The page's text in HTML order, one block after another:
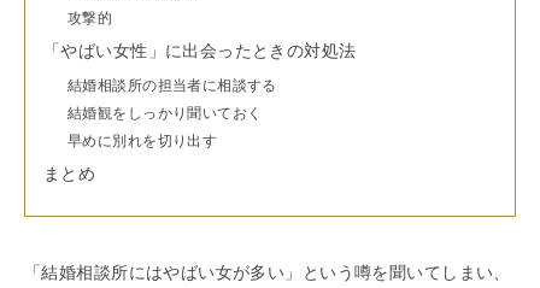
攻撃的
「やばい女性」に出会ったときの対処法
結婚相談所の担当者に相談する
結婚観をしっかり聞いておく
早めに別れを切り出す
まとめ
「結婚相談所にはやばい女が多い」という噂を聞いてしまい、